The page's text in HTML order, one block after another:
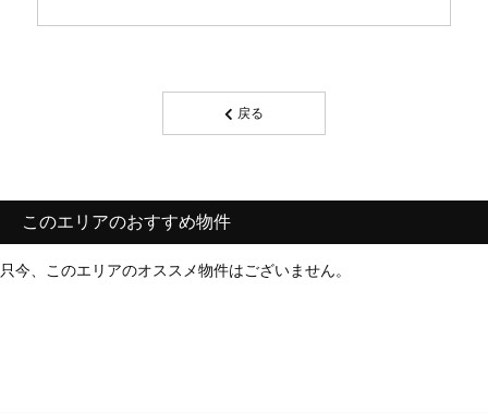
戻る
このエリアのおすすめ物件
只今、このエリアのオススメ物件はございません。